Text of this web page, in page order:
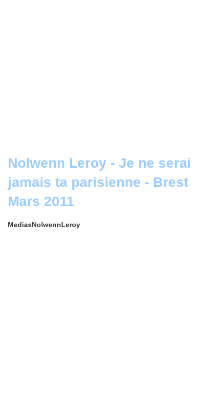
Nolwenn Leroy - Je ne serai
jamais ta parisienne - Brest
Mars 2011
MediasNolwennLeroy